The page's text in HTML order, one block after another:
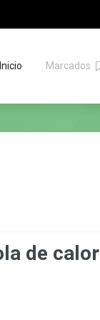
Inicio Marcados
de calor